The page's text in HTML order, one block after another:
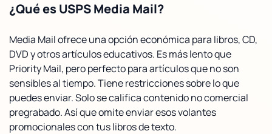
¿Qué es USPS Media Mail?
Media Mail ofrece una opción económica para libros, CD,
DVD y otros artículos educativos. Es más lento que
Priority Mail, pero perfecto para artículos que no son
sensibles al tiempo. Tiene restricciones sobre lo que
puedes enviar. Solo se califica contenido no comercial
pregrabado. Así que omite enviar esos volantes
promocionales con tus libros de texto.